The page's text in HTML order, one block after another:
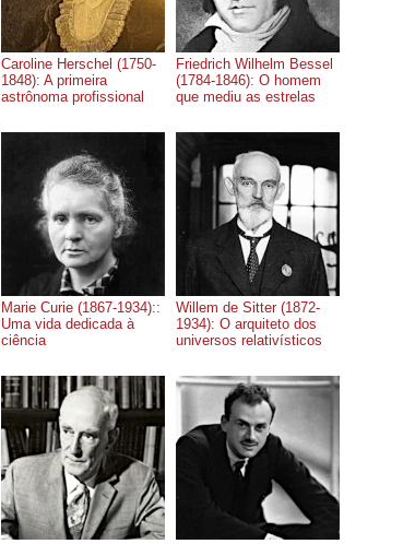
Caroline Herschel (1750-
1848): A primeira
astrônoma profissional
Friedrich Wilhelm Bessel
(1784-1846): O homem
que mediu as estrelas
Marie Curie (1867-1934)::
Uma vida dedicada à
ciência
Willem de Sitter (1872-
1934): O arquiteto dos
universos relativísticos